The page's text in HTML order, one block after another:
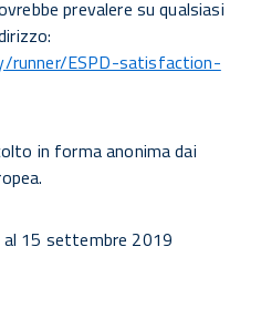
prevalere su qualsiasi
runner/ESPD-satisfaction-
in forma anonima dai
15 settembre 2019